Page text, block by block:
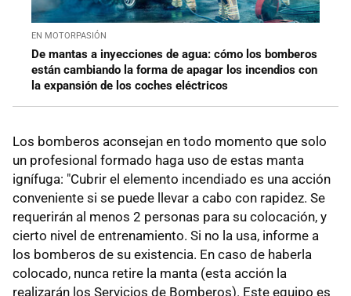
EN MOTORPASIÓN
De mantas a inyecciones de agua: cómo los bomberos
están cambiando la forma de apagar los incendios con
la expansión de los coches eléctricos
Los bomberos aconsejan en todo momento que solo
un profesional formado haga uso de estas manta
ignífuga: "Cubrir el elemento incendiado es una acción
conveniente si se puede llevar a cabo con rapidez. Se
requerirán al menos 2 personas para su colocación, y
cierto nivel de entrenamiento. Si no la usa, informe a
los bomberos de su existencia. En caso de haberla
colocado, nunca retire la manta (esta acción la
realizarán los Servicios de Bomberos). Este equipo es